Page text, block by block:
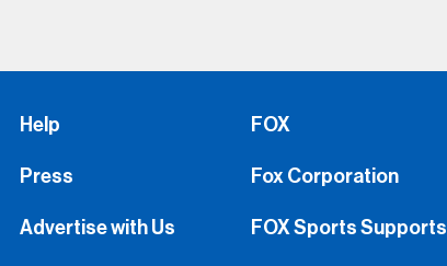
Help
Press
Advertise with Us
FOX
Fox Corporation
FOX Sports Supports